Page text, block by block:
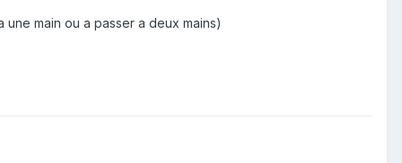
main ou a passer a deux mains)